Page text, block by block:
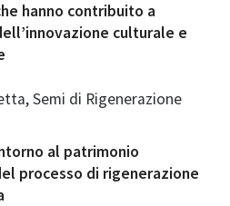
hanno contribuito a
culturale e
Semi di Rigenerazione
al patrimonio
processo di rigenerazione